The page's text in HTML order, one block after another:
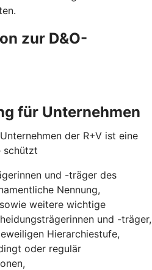
zur D&O-
für Unternehmen
der R+V ist eine
schützt
und -träger des
Nennung,
weitere wichtige
und -träger,
Hierarchiestufe,
oder regulär